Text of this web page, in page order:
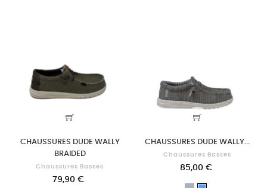
CHAUSSURES DUDE WALLY
BRAIDED
Chaussures Basses
79,90 €
CHAUSSURES DUDE WALLY...
Chaussures Basses
85,00 €